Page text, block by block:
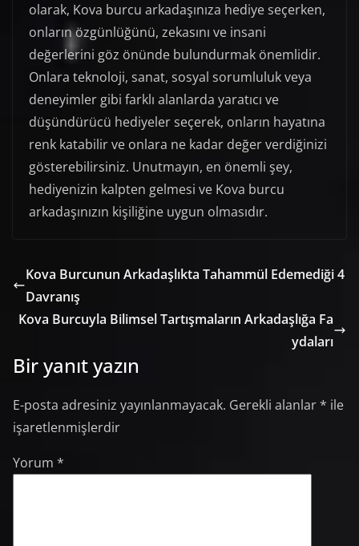
olarak, Kova burcu arkadaşınıza hediye seçerken,
onların özgünlüğünü, zekasını ve insani
değerlerini göz önünde bulundurmak önemlidir.
Onlara teknoloji, sanat, sosyal sorumluluk veya
deneyimler gibi farklı alanlarda yaratıcı ve
düşündürücü hediyeler seçerek, onların hayatına
renk katabilir ve onlara ne kadar değer verdiğinizi
gösterebilirsiniz. Unutmayın, en önemli şey,
hediyenizin kalpten gelmesi ve Kova burcu
arkadaşınızın kişiliğine uygun olmasıdır.
Kova Burcunun Arkadaşlıkta Tahammül Edemediği 4
Davranış
Kova Burcuyla Bilimsel Tartışmaların Arkadaşlığa Fa
ydaları
Bir yanıt yazın
E-posta adresiniz yayınlanmayacak. Gerekli alanlar* ile
işaretlenmişlerdir
Yorum *